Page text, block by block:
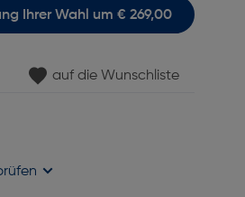
Ihrer Wahl um € 269,00
auf die Wunschliste